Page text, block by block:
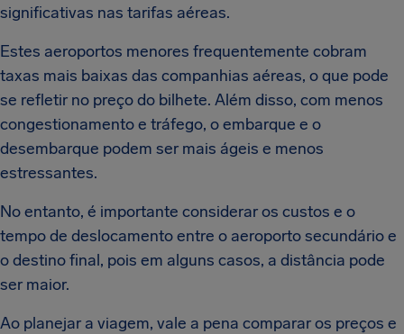
significativas nas tarifas aéreas.
Estes aeroportos menores frequentemente cobram
taxas mais baixas das companhias aéreas, o que pode
se refletir no preço do bilhete. Além disso, com menos
congestionamento e tráfego, o embarque e o
desembarque podem ser mais ágeis e menos
estressantes.
No entanto, é importante considerar os custos e o
tempo de deslocamento entre o aeroporto secundário e
o destino final, pois em alguns casos, a distância pode
ser maior.
Ao planejar a viagem, vale a pena comparar os preços e